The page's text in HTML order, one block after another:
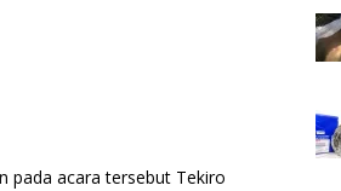
pada acara tersebut Tekiro